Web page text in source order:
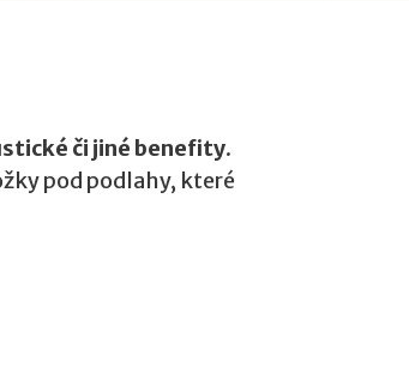
či jiné benefity.
pod podlahy, které